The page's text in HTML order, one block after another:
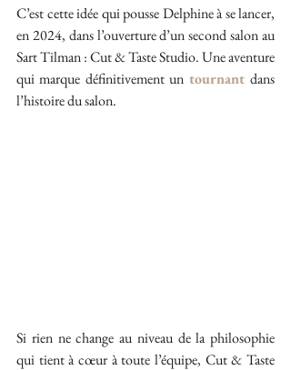
C’est cette idée qui pousse Delphine à se lancer,
en 2024, dans l’ouverture d’un second salon au
Sart Tilman : Cut & Taste Studio. Une aventure
qui marque définitivement un tournant dans
l’histoire du salon.
Si rien ne change au niveau de la philosophie
qui tient à cœur à toute l’équipe, Cut & Taste